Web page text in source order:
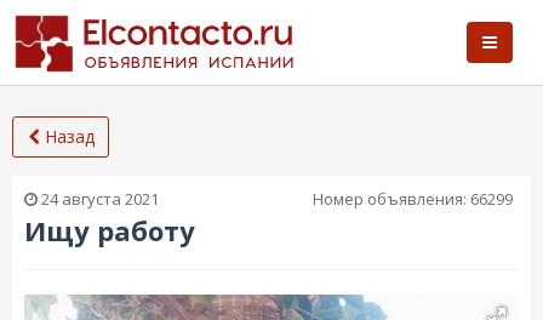
Назад
24 августа 2021 Номер объявления: 66299
Ищу работу